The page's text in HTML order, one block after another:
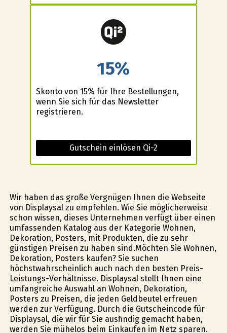
15%
Skonto von 15% für Ihre Bestellungen,
wenn Sie sich für das Newsletter
registrieren.
Gutschein einlösen Qi-2
Wir haben das große Vergnügen Ihnen die Webseite
von Displaysal zu empfehlen. Wie Sie möglicherweise
schon wissen, dieses Unternehmen verfügt über einen
umfassenden Katalog aus der Kategorie Wohnen,
Dekoration, Posters, mit Produkten, die zu sehr
günstigen Preisen zu haben sind.Möchten Sie Wohnen,
Dekoration, Posters kaufen? Sie suchen
höchstwahrscheinlich auch nach den besten Preis-
Leistungs-Verhältnisse. Displaysal stellt Ihnen eine
umfangreiche Auswahl an Wohnen, Dekoration,
Posters zu Preisen, die jeden Geldbeutel erfreuen
werden zur Verfügung. Durch die Gutscheincode für
Displaysal, die wir für Sie ausfindig gemacht haben,
werden Sie mühelos beim Einkaufen im Netz sparen.